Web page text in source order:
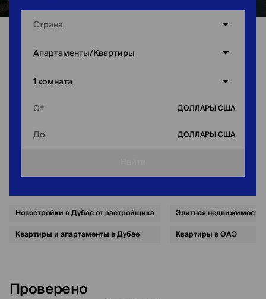
Страна
Апартаменты/Квартиры
1 комната
От
ДОЛЛАРЫ США
До ДОЛЛАРЫ США
Новостройки в Дубае от застройщика
Квартиры и апартаменты в Дубае
Элитная недвижимость
Квартиры в ОАЭ
Проверено